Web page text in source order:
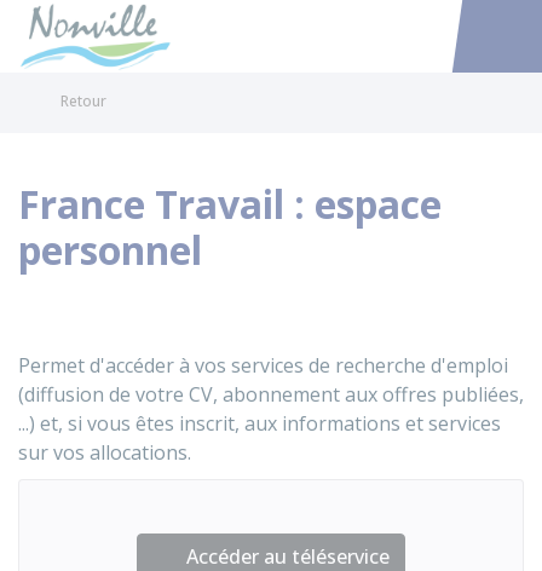
Accéder
Retour
France Travail : espace
personnel
Permet d'accéder à vos services de recherche d'emploi
(diffusion de votre CV, abonnement aux offres publiées,
...) et, si vous êtes inscrit, aux informations et services
sur vos allocations.
Accéder au téléservice